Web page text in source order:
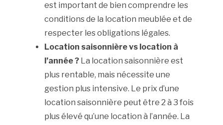
est important de bien comprendre les
conditions de la location meublée et de
respecter les obligations légales.
Location saisonnière vs location à
l’année ? La location saisonnière est
plus rentable, mais nécessite une
gestion plus intensive. Le prix d’une
location saisonnière peut être 2 à 3 fois
plus élevé qu’une location à l’année. La